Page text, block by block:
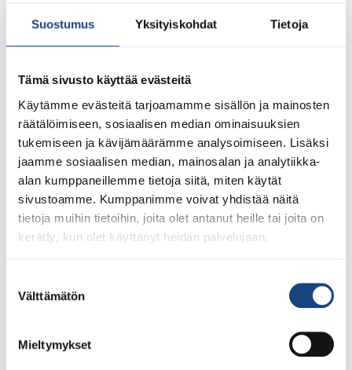
Suostumus Yksityiskohdat Tietoja
Tämä sivusto käyttää evästeitä
Käytämme evästeitä tarjoamamme sisällön ja mainosten
räätälöimiseen, sosiaalisen median ominaisuuksien
tukemiseen ja kävijämäärämme analysoimiseen. Lisäksi
jaamme sosiaalisen median, mainosalan ja analytiikka-
alan kumppaneillemme tietoja siitä, miten käytät
sivustoamme. Kumppanimme voivat yhdistää näitä
tietoja muihin tietoihin, joita olet antanut heille tai joita on
kerätty, kun olet käyttänyt heidän palvelujaan.
valinta
Välttämätön
Mieltymykset
torstaina 26.3.2026 Suomisportin
välttämätön, jotta järjestäjälle jää aikaa tehdä tarvittavat
Ilmoittautumisen yhteydessä osallistuja ilmoittaa:
saapuuko kokouspaikalle vai etänä
mahdolliset erikoisruokavaliot
onko osallistuja seuran äänioikeutettu (valtakirja
skannattuna osoitteeseen toimisto@judo.fi)
sähköpostin, johon hänelle voidaan kokouksen
puhelinnumero, josta on tavoitettavissa kokouksen
Liiton päätösenteko 12§